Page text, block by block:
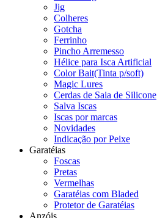
Jig
Colheres
Gotcha
Ferrinho
Pincho Arremesso
Hélice para Isca Artificial
Color Bait(Tinta p/soft)
Magic Lures
Cerdas de Saia de Silicone
Salva Iscas
Iscas por marcas
Novidades
Indicação por Peixe
Garatéias
Foscas
Pretas
Vermelhas
Garatéias com Bladed
Protetor de Garatéias
Anzóis